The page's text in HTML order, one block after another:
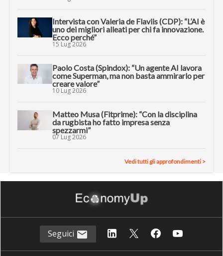
Intervista con Valeria de Flaviis (CDP): “L’AI è
uno dei migliori alleati per chi fa innovazione.
Ecco perché”
15 Lug 2026
Paolo Costa (Spindox): “Un agente AI lavora
come Superman, ma non basta ammirarlo per
creare valore”
10 Lug 2026
Matteo Musa (Fitprime): “Con la disciplina
da rugbista ho fatto impresa senza
spezzarmi”
07 Lug 2026
Vedi tutti gli approfondimenti >
Seguici